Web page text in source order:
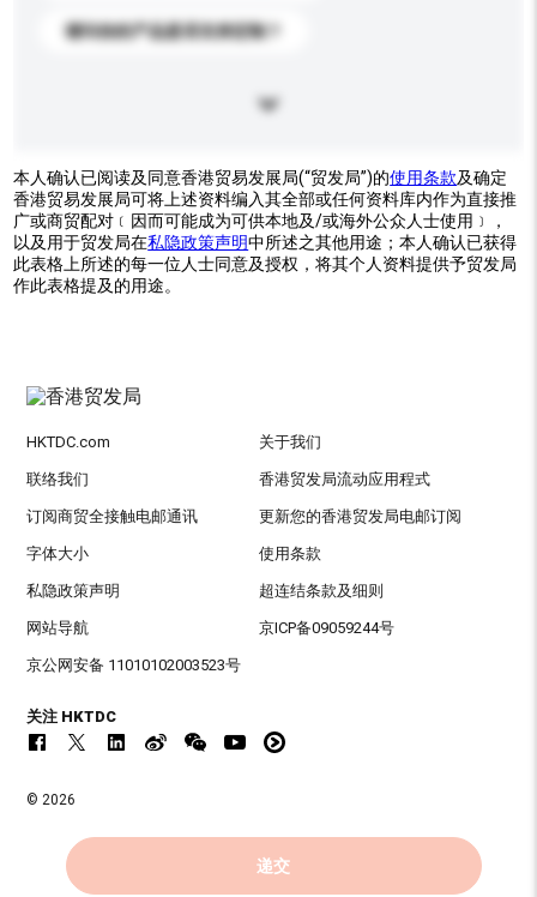
请问你的产品是否支持定制？
本人确认已阅读及同意香港贸易发展局(“贸发局”)的使用条款及确定
香港贸易发展局可将上述资料编入其全部或任何资料库内作为直接推
广或商贸配对﹝因而可能成为可供本地及/或海外公众人士使用﹞，
以及用于贸发局在私隐政策声明中所述之其他用途；本人确认已获得
此表格上所述的每一位人士同意及授权，将其个人资料提供予贸发局
作此表格提及的用途。
递交
HKTDC.com 关于我们
联络我们 香港贸发局流动应用程式
订阅商贸全接触电邮通讯 更新您的香港贸发局电邮订阅
字体大小 使用条款
私隐政策声明 超连结条款及细则
网站导航 京ICP备09059244号
京公网安备 11010102003523号
关注 HKTDC
© 2026